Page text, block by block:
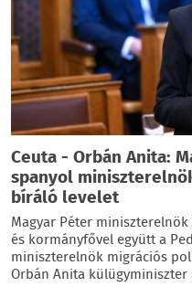
Ceuta - Orbán Anita:
spanyol
bíráló levelet
Magyar Péter
és kormányfővel együtt a
miniszterelnök migrációs
Orbán Anita